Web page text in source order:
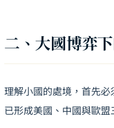
二、大國博弈
理解小國的處境，首先
已形成美國、中國與歐